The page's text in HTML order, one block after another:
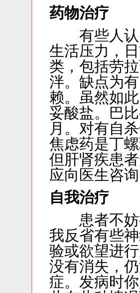
药物治疗
有些人认
生活压力，
类，包括劳
泮。缺点为
赖。虽然如
妥酸盐。巴
月。对有自
焦虑药是丁
但肝肾疾患
应向医生咨
自我治疗
患者不妨
我反省有些
验或欲望进
没有消失，
症。发病时